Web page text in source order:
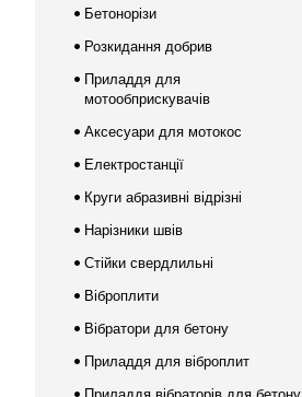
Бетонорізи
Розкидання добрив
Приладдя для
мотообприскувачів
Аксесуари для мотокос
Електростанції
Круги абразивні відрізні
Нарізники швів
Стійки свердлильні
Віброплити
Вібратори для бетону
Приладдя для віброплит